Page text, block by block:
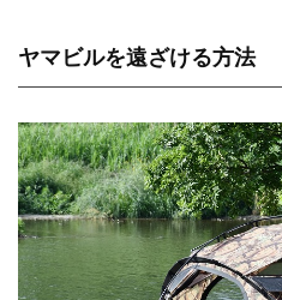
ヤマビルを遠ざける方法